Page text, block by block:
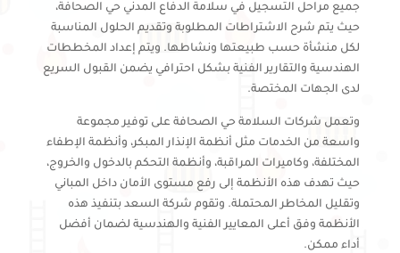
جميع مراحل التسجيل في سلامة الدفاع المدني حي الصحافة،
حيث يتم شرح الاشتراطات المطلوبة وتقديم الحلول المناسبة
لكل منشأة حسب طبيعتها ونشاطها. ويتم إعداد المخططات
الهندسية والتقارير الفنية بشكل احترافي يضمن القبول السريع
لدى الجهات المختصة.
وتعمل شركات السلامة حي الصحافة على توفير مجموعة
واسعة من الخدمات مثل أنظمة الإنذار المبكر، وأنظمة الإطفاء
المختلفة، وكاميرات المراقبة، وأنظمة التحكم بالدخول والخروج،
حيث تهدف هذه الأنظمة إلى رفع مستوى الأمان داخل المباني
وتقليل المخاطر المحتملة. وتقوم شركة السعد بتنفيذ هذه
الأنظمة وفق أعلى المعايير الفنية والهندسية لضمان أفضل
أداء ممكن.